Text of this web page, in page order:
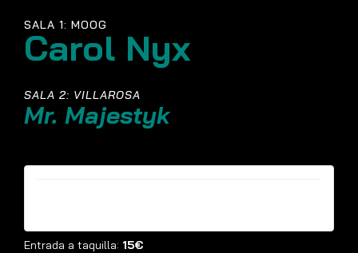
SALA 1: MOOG
Carol Nyx
SALA 2: VILLAROSA
Mr. Majestyk
Entrada a taquilla: 15€